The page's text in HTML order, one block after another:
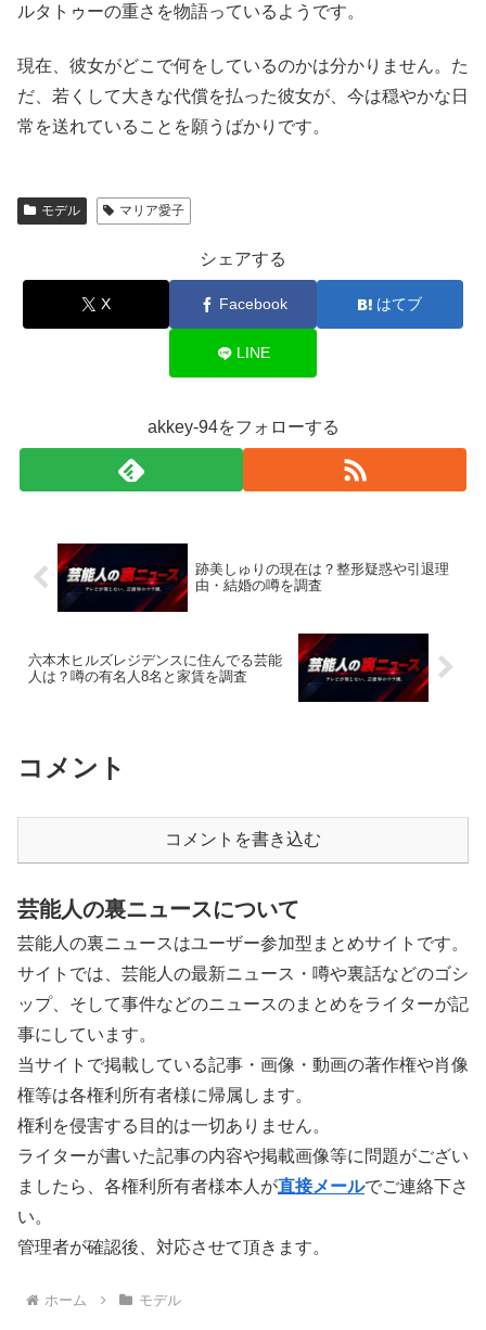
ルタトゥーの重さを物語っているようです。
現在、彼女がどこで何をしているのかは分かりません。た
だ、若くして大きな代償を払った彼女が、今は穏やかな日
常を送れていることを願うばかりです。
モデル マリア愛子
シェアする
X Facebook はてブ
LINE
akkey-94をフォローする
跡美しゅりの現在は？整形疑惑や引退理
由・結婚の噂を調査
六本木ヒルズレジデンスに住んでる芸能
人は？噂の有名人8名と家賃を調査
コメント
コメントを書き込む
芸能人の裏ニュースについて
芸能人の裏ニュースはユーザー参加型まとめサイトです。
サイトでは、芸能人の最新ニュース・噂や裏話などのゴシ
ップ、そして事件などのニュースのまとめをライターが記
事にしています。
当サイトで掲載している記事・画像・動画の著作権や肖像
権等は各権利所有者様に帰属します。
権利を侵害する目的は一切ありません。
ライターが書いた記事の内容や掲載画像等に問題がござい
ましたら、各権利所有者様本人が直接メールでご連絡下さ
い。
管理者が確認後、対応させて頂きます。
ホーム モデル